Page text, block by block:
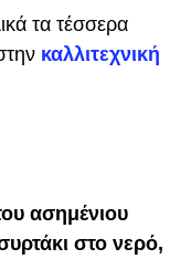
τα τέσσερα
καλλιτεχνική
ασημένιου
στο νερό,